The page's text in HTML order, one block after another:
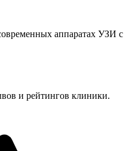
аппаратах УЗИ с
и рейтингов клиники.